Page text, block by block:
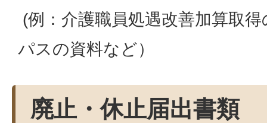
(例：介護職員処遇改善加算取
パスの資料など）
廃止・休止届出書類